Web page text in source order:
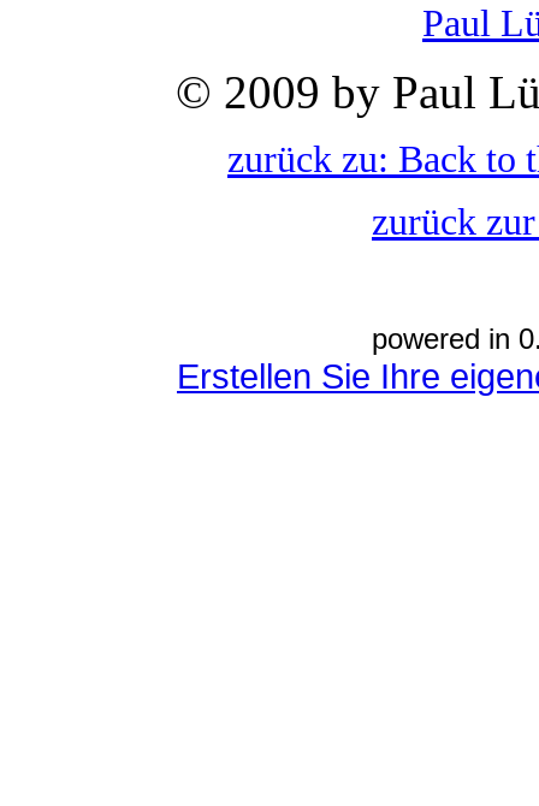
Paul
© 2009 by Paul
zurück zu: Back to
zurück
powered in
Erstellen Sie Ihre